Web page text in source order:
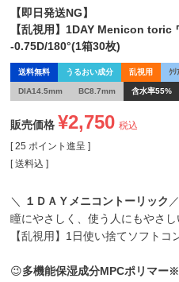
【即日発送NG】
【乱視用】1DAY Menicon toric
-0.75D/180°(1箱30枚)
送料無料 うるおい成分 乱視用 ｸﾘ
DIA14.5mm BC8.7mm 含水率55%
販売価格 ¥2,750 税込
[ 25 ポイント進呈 ]
送料込
＼ １ＤＡＹメニコントーリック ／
瞳にやさしく、使う人にもやさし
【乱視用】1日使い捨てソフト
😉多機能保湿成分MPCポリマー※